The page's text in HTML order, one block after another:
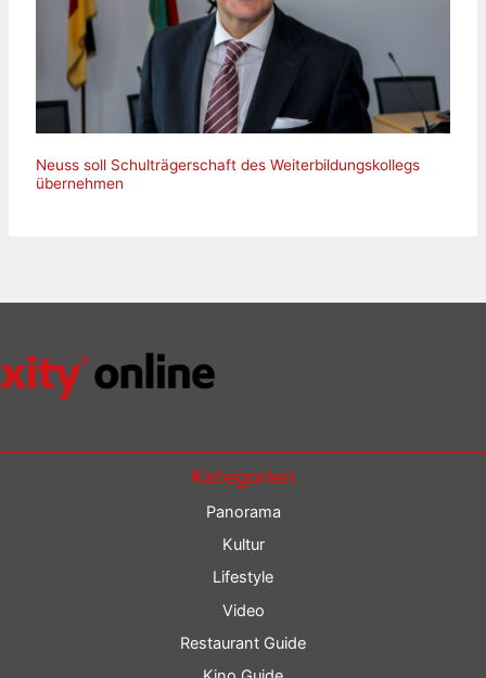
Neuss soll Schulträgerschaft des Weiterbildungskollegs
übernehmen
Kategorien
Panorama
Kultur
Lifestyle
Video
Restaurant Guide